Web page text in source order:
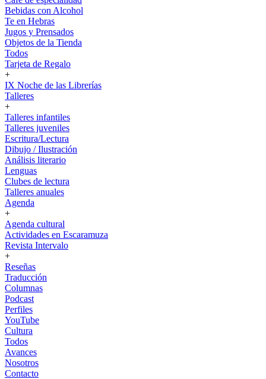
Bebidas con Alcohol
Te en Hebras
Jugos y Prensados
Objetos de la Tienda
Todos
Tarjeta de Regalo
+
IX Noche de las Librerías
Talleres
+
Talleres infantiles
Talleres juveniles
Escritura/Lectura
Dibujo / Ilustración
Análisis literario
Lenguas
Clubes de lectura
Talleres anuales
Agenda
+
Agenda cultural
Actividades en Escaramuza
Revista Intervalo
+
Reseñas
Traducción
Columnas
Podcast
Perfiles
YouTube
Cultura
Todos
Avances
Nosotros
Contacto